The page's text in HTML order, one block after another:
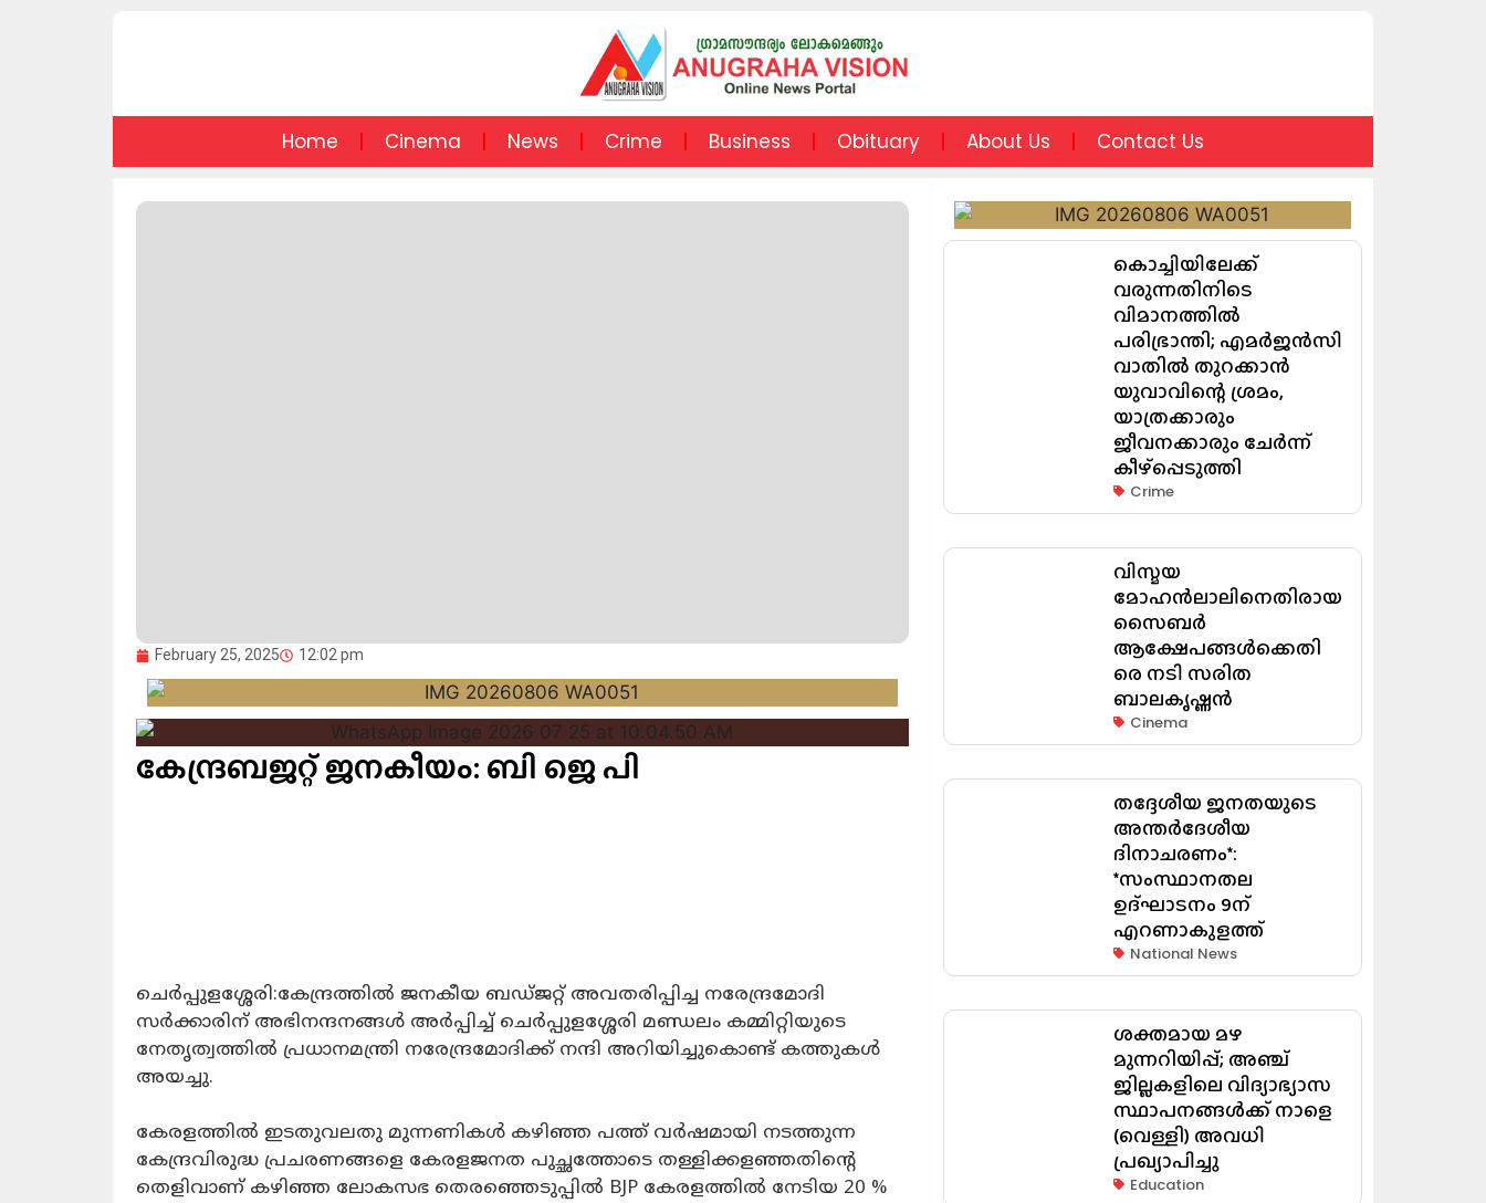
Home Cinema News Crime Business Obituary About Us Contact Us
February 25, 2025 12:02 pm
കേന്ദ്രബജറ്റ് ജനകീയം: ബി ജെ പി
ചെർപ്പുളശ്ശേരി:കേന്ദ്രത്തിൽ ജനകീയ ബഡ്ജറ്റ് അവതരിപ്പിച്ച നരേന്ദ്രമോദി
സർക്കാരിന് അഭിനന്ദനങ്ങൾ അർപ്പിച്ച് ചെർപ്പുളശ്ശേരി മണ്ഡലം കമ്മിറ്റിയുടെ
നേതൃത്വത്തിൽ പ്രധാനമന്ത്രി നരേന്ദ്രമോദിക്ക് നന്ദി അറിയിച്ചുകൊണ്ട് കത്തുകൾ
അയച്ചു.
കേരളത്തിൽ ഇടതുവലതു മുന്നണികൾ കഴിഞ്ഞ പത്ത് വർഷമായി നടത്തുന്ന
കേന്ദ്രവിരുദ്ധ പ്രചരണങ്ങളെ കേരളജനത പുച്ഛത്തോടെ തള്ളിക്കളഞ്ഞതിൻ്റെ
തെളിവാണ് കഴിഞ്ഞ ലോകസഭ തെരഞ്ഞെടുപ്പിൽ BJP കേരളത്തിൽ നേടിയ 20 %
കൊച്ചിയിലേക്ക്
വരുന്നതിനിടെ
വിമാനത്തിൽ
പരിഭ്രാന്തി; എമർജൻസി
വാതിൽ തുറക്കാൻ
യുവാവിന്റെ ശ്രമം,
യാത്രക്കാരും
ജീവനക്കാരും ചേർന്ന്
കീഴ്പ്പെടുത്തി
Crime
വിസ്മയ
മോഹൻലാലിനെതിരായ
സൈബർ
ആക്ഷേപങ്ങൾക്കെതി
രെ നടി സരിത
ബാലകൃഷ്ണൻ
Cinema
തദ്ദേശീയ ജനതയുടെ
അന്തർദേശീയ
ദിനാചരണം*:
*സംസ്ഥാനതല
ഉദ്ഘാടനം 9ന്
എറണാകുളത്ത്
National News
ശക്തമായ മഴ
മുന്നറിയിപ്പ്; അഞ്ച്
ജില്ലകളിലെ വിദ്യാഭ്യാസ
സ്ഥാപനങ്ങൾക്ക് നാളെ
(വെള്ളി) അവധി
പ്രഖ്യാപിച്ചു
Education